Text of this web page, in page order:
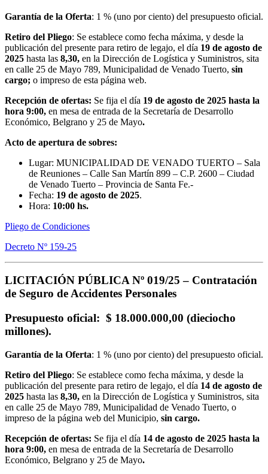
Garantía de la Oferta: 1 % (uno por ciento) del presupuesto oficial.
Retiro del Pliego: Se establece como fecha máxima, y desde la
publicación del presente para retiro de legajo, el día 19 de agosto de
2025 hasta las 8,30, en la Dirección de Logística y Suministros, sita
en calle 25 de Mayo 789, Municipalidad de Venado Tuerto, sin
cargo; o impreso de esta página web.
Recepción de ofertas: Se fija el día 19 de agosto de 2025 hasta la
hora 9:00, en mesa de entrada de la Secretaría de Desarrollo
Económico, Belgrano y 25 de Mayo.
Acto de apertura de sobres:
Lugar: MUNICIPALIDAD DE VENADO TUERTO – Sala
de Reuniones – Calle San Martín 899 – C.P. 2600 – Ciudad
de Venado Tuerto – Provincia de Santa Fe.-
Fecha: 19 de agosto de 2025.
Hora: 10:00 hs.
Pliego de Condiciones
Decreto Nº 159-25
LICITACIÓN PÚBLICA Nº 019/25 – Contratación
de Seguro de Accidentes Personales
Presupuesto oficial: $ 18.000.000,00 (dieciocho
millones).
Garantía de la Oferta: 1 % (uno por ciento) del presupuesto oficial.
Retiro del Pliego: Se establece como fecha máxima, y desde la
publicación del presente para retiro de legajo, el día 14 de agosto de
2025 hasta las 8,30, en la Dirección de Logística y Suministros, sita
en calle 25 de Mayo 789, Municipalidad de Venado Tuerto, o
impreso de la página web del Municipio, sin cargo.
Recepción de ofertas: Se fija el día 14 de agosto de 2025 hasta la
hora 9:00, en mesa de entrada de la Secretaría de Desarrollo
Económico, Belgrano y 25 de Mayo.